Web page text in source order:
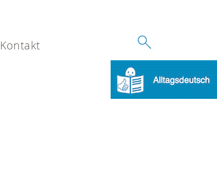
Kontakt